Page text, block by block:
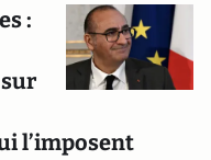
:
l’imposent